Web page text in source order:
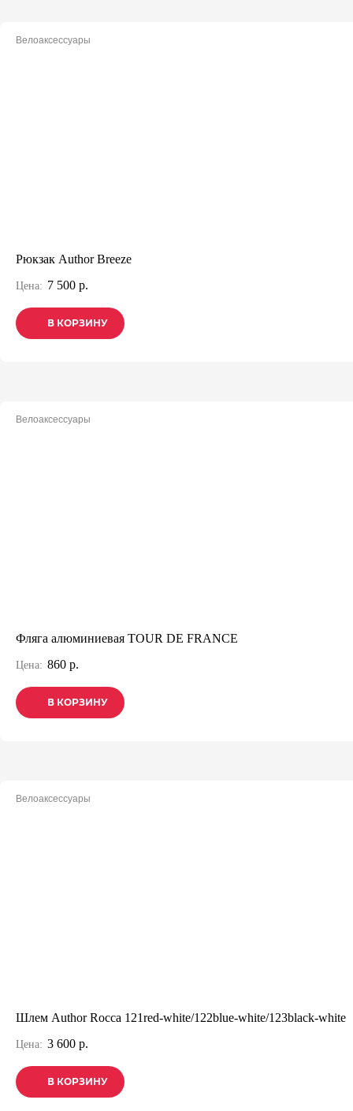
Велоаксессуары
Рюкзак Author Breeze
Цена: 7 500 р.
В КОРЗИНУ
В КОРЗИНУ
В КОРЗИНУ
Велоаксессуары
Фляга алюминиевая TOUR DE FRANCE
Цена: 860 р.
В КОРЗИНУ
В КОРЗИНУ
В КОРЗИНУ
Велоаксессуары
Шлем Author Rocca 121red-white/122blue-white/123black-white
Цена: 3 600 р.
В КОРЗИНУ
В КОРЗИНУ
В КОРЗИНУ